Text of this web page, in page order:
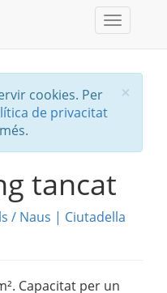
Toggle
×
cookies. Per
de privacitat
tancat
/ Naus | Ciutadella
Capacitat per un